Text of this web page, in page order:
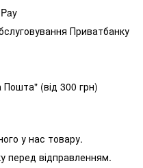
Приватбанку
(від 300 грн)
у нас товару.
перед відправленням.